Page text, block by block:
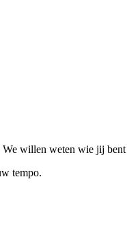
willen weten wie jij
tempo.